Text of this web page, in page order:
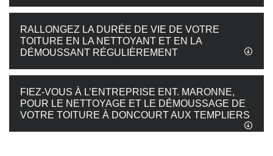
RALLONGEZ LA DURÉE DE VIE DE VOTRE
TOITURE EN LA NETTOYANT ET EN LA
DÉMOUSSANT RÉGULIÈREMENT
FIEZ-VOUS À L’ENTREPRISE ENT. MARONNE,
POUR LE NETTOYAGE ET LE DÉMOUSSAGE DE
VOTRE TOITURE À DONCOURT AUX TEMPLIERS